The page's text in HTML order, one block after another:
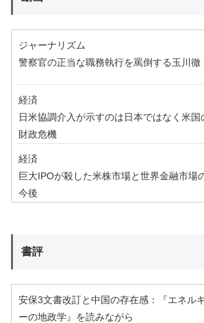
ジャーナリズム
警察官の正当な職務執行を罵倒する玉川徹
経済
日米協調介入が示すのは日本ではなく米国
財政危機
経済
巨大IPOが殺した米株市場と世界金融市場
今後
書評
安保3文書改訂と中国の存在感：『エネル
ーの地政学』を読みながら